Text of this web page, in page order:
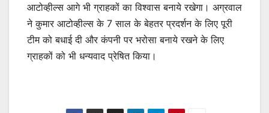
आटोव्हील्स आगे भी ग्राहकों का विश्वास बनाये रखेगा। अग्रवाल
ने कुमार आटोव्हील्स के 7 साल के बेहतर प्रदर्शन के लिए पूरी
टीम को बधाई दी और कंपनी पर भरोसा बनाये रखने के लिए
ग्राहकों को भी धन्यवाद प्रेषित किया।